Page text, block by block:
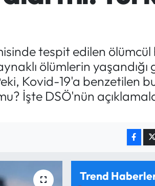
tespit edilen
ölümlerin yaşandığı
Kovid-19'a benzetilen
İşte DSÖ'nün
Trend